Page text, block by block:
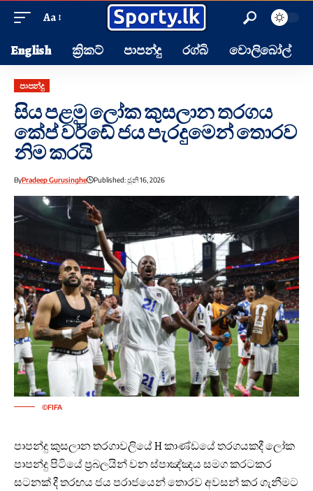
Aa
English ක්‍රිකට් පාපන්දු රග්බි වොලිබෝල්
පාපන්දු
සිය පළමු ලෝක කුසලාන තරගය
කේප් වර්ඩේ ජය පැරදුමෙන් තොරව
නිම කරයි
ByPradeep Gurusinghe Published: ජූනි 16, 2026
©FIFA
පාපන්දු කුසලාන තරගාවලියේ H කාණ්ඩයේ තරගයකදී ලෝක
පාපන්දු පිටියේ ප්‍රබලයින් වන ස්පාඤ්ඤය සමග කරටකර
සටනක් දී තරඟය ජය පරාජයෙන් තොරව අවසන් කර ගැනීමට